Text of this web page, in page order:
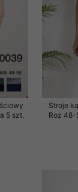
5 szt.
Stroje
Roz 48-